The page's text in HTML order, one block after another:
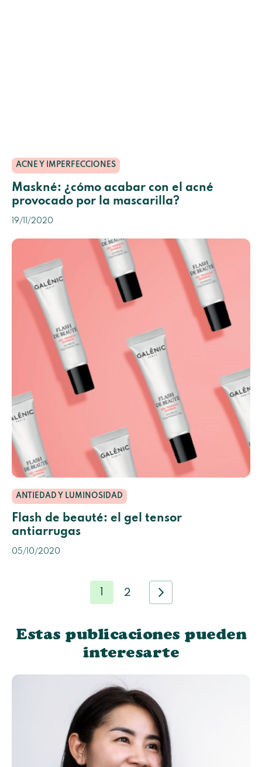
ACNE Y IMPERFECCIONES
Maskné: ¿cómo acabar con el acné
provocado por la mascarilla?
19/11/2020
ANTIEDAD Y LUMINOSIDAD
Flash de beauté: el gel tensor
antiarrugas
05/10/2020
2
Estas publicaciones pueden
interesarte